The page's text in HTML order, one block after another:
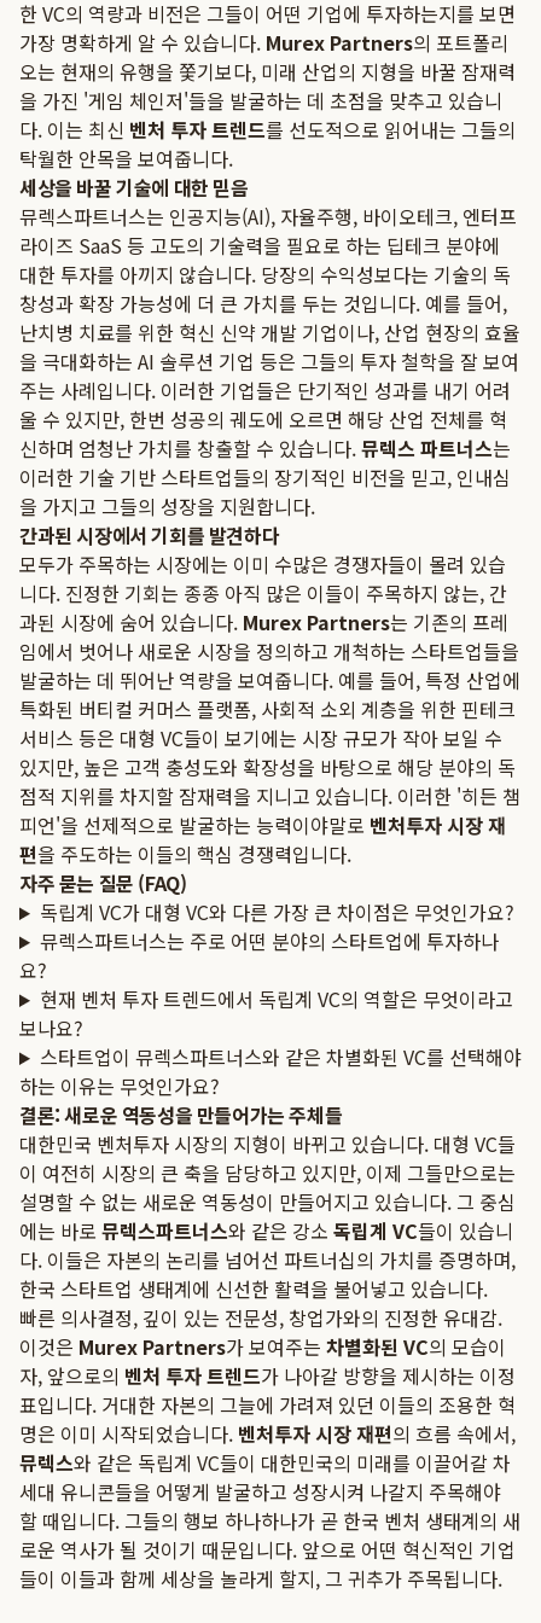
한 VC의 역량과 비전은 그들이 어떤 기업에 투자하는지를 보면
가장 명확하게 알 수 있습니다. Murex Partners의 포트폴리
오는 현재의 유행을 쫓기보다, 미래 산업의 지형을 바꿀 잠재력
을 가진 '게임 체인저'들을 발굴하는 데 초점을 맞추고 있습니
다. 이는 최신 벤처 투자 트렌드를 선도적으로 읽어내는 그들의
탁월한 안목을 보여줍니다.
세상을 바꿀 기술에 대한 믿음
뮤렉스파트너스는 인공지능(AI), 자율주행, 바이오테크, 엔터프
라이즈 SaaS 등 고도의 기술력을 필요로 하는 딥테크 분야에
대한 투자를 아끼지 않습니다. 당장의 수익성보다는 기술의 독
창성과 확장 가능성에 더 큰 가치를 두는 것입니다. 예를 들어,
난치병 치료를 위한 혁신 신약 개발 기업이나, 산업 현장의 효율
을 극대화하는 AI 솔루션 기업 등은 그들의 투자 철학을 잘 보여
주는 사례입니다. 이러한 기업들은 단기적인 성과를 내기 어려
울 수 있지만, 한번 성공의 궤도에 오르면 해당 산업 전체를 혁
신하며 엄청난 가치를 창출할 수 있습니다.뮤렉스 파트너스는
이러한 기술 기반 스타트업들의 장기적인 비전을 믿고, 인내심
을 가지고 그들의 성장을 지원합니다.
간과된 시장에서 기회를 발견하다
모두가 주목하는 시장에는 이미 수많은 경쟁자들이 몰려 있습
니다. 진정한 기회는 종종 아직 많은 이들이 주목하지 않는, 간
과된 시장에 숨어 있습니다. Murex Partners는 기존의 프레
임에서 벗어나 새로운 시장을 정의하고 개척하는 스타트업들을
발굴하는 데 뛰어난 역량을 보여줍니다. 예를 들어, 특정 산업에
특화된 버티컬 커머스 플랫폼, 사회적 소외 계층을 위한 핀테크
서비스 등은 대형 VC들이 보기에는 시장 규모가 작아 보일 수
있지만, 높은 고객 충성도와 확장성을 바탕으로 해당 분야의 독
점적 지위를 차지할 잠재력을 지니고 있습니다. 이러한 '히든 챔
피언'을 선제적으로 발굴하는 능력이야말로 벤처투자 시장 재
편을 주도하는 이들의 핵심 경쟁력입니다.
자주 묻는 질문 (FAQ)
독립계 VC가 대형 VC와 다른 가장 큰 차이점은 무엇인가요?
뮤렉스파트너스는 주로 어떤 분야의 스타트업에 투자하나
요?
현재 벤처 투자 트렌드에서 독립계 VC의 역할은 무엇이라고
보나요?
스타트업이 뮤렉스파트너스와 같은 차별화된 VC를 선택해야
하는 이유는 무엇인가요?
결론: 새로운 역동성을 만들어가는 주체들
대한민국 벤처투자 시장의 지형이 바뀌고 있습니다. 대형 VC들
이 여전히 시장의 큰 축을 담당하고 있지만, 이제 그들만으로는
설명할 수 없는 새로운 역동성이 만들어지고 있습니다. 그 중심
에는 바로 뮤렉스파트너스와 같은 강소 독립계 VC들이 있습니
다. 이들은 자본의 논리를 넘어선 파트너십의 가치를 증명하며,
한국 스타트업 생태계에 신선한 활력을 불어넣고 있습니다.
빠른 의사결정, 깊이 있는 전문성, 창업가와의 진정한 유대감.
이것은 Murex Partners가 보여주는 차별화된 VC의 모습이
자, 앞으로의 벤처 투자 트렌드가 나아갈 방향을 제시하는 이정
표입니다. 거대한 자본의 그늘에 가려져 있던 이들의 조용한 혁
명은 이미 시작되었습니다. 벤처투자 시장 재편의 흐름 속에서,
뮤렉스와 같은 독립계 VC들이 대한민국의 미래를 이끌어갈 차
세대 유니콘들을 어떻게 발굴하고 성장시켜 나갈지 주목해야
할 때입니다. 그들의 행보 하나하나가 곧 한국 벤처 생태계의 새
로운 역사가 될 것이기 때문입니다. 앞으로 어떤 혁신적인 기업
들이 이들과 함께 세상을 놀라게 할지, 그 귀추가 주목됩니다.